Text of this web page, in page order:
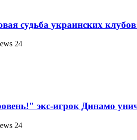
судьба украинских
24
экс-игрок Динамо
24